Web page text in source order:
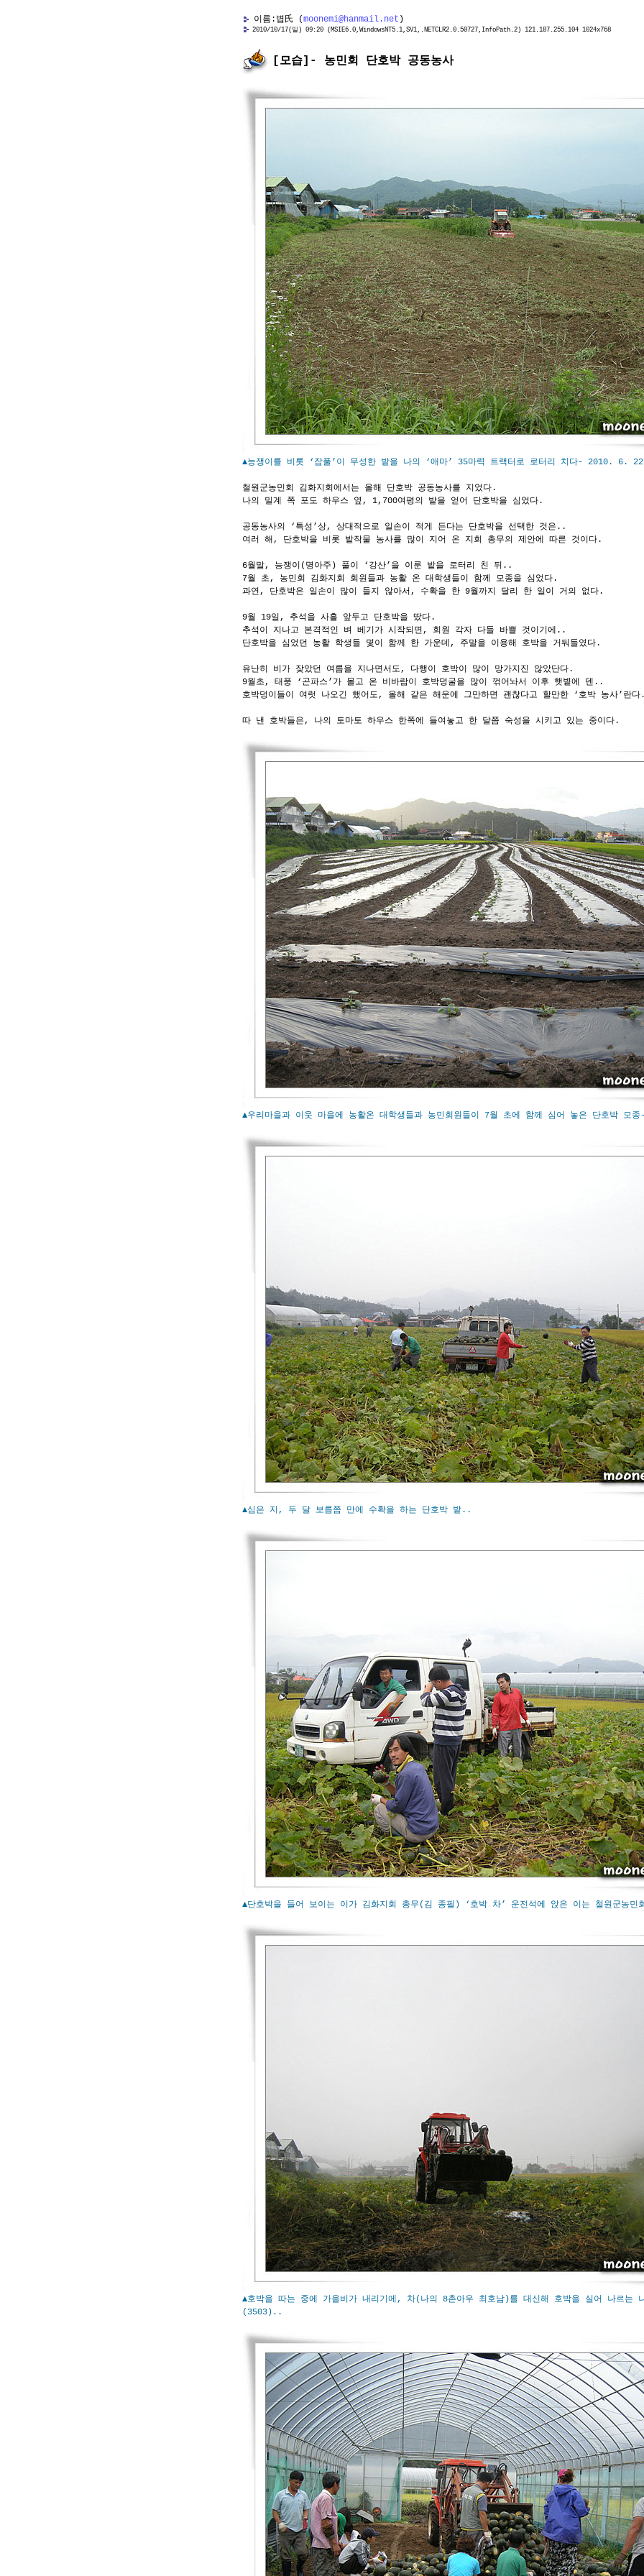
이름:볍氏 (moonemi@hanmail.net )
2010/10/17(일) 09:20 (MSIE6.0,WindowsNT5.1,SV1,.NETCLR2.0.50727,InfoPath.2) 121.187.255.104 1024x768
[모습]- 농민회 단호박 공동농사
▲능쟁이를 비롯 ‘잡풀’이 무성한 밭을 나의 ‘애마’ 35마력 트랙터로 로터리 치다- 2010. 6.
철원군농민회 김화지회에서는 올해 단호박 공동농사를 지었다.
나의 밀계 쪽 포도 하우스 옆, 1,700여평의 밭을 얻어 단호박을 심었다.
공동농사의 ‘특성’상, 상대적으로 일손이 적게 든다는 단호박을 선택한 것은..
여러 해, 단호박을 비롯 밭작물 농사를 많이 지어 온 지회 총무의 제안에 따른 것이다.
6월말, 능쟁이(명아주) 풀이 ‘강산’을 이룬 밭을 로터리 친 뒤..
7월 초, 농민회 김화지회 회원들과 농활 온 대학생들이 함께 모종을 심었다.
과연, 단호박은 일손이 많이 들지 않아서, 수확을 한 9월까지 달리 한 일이 거의 없다.
9월 19일, 추석을 사흘 앞두고 단호박을 땄다.
추석이 지나고 본격적인 벼 베기가 시작되면, 회원 각자 다들 바쁠 것이기에..
단호박을 심었던 농활 학생들 몇이 함께 한 가운데, 주말을 이용해 호박을 거둬들였다.
유난히 비가 잦았던 여름을 지나면서도, 다행이 호박이 많이 망가지진 않았단다.
9월초, 태풍 ‘곤파스’가 몰고 온 비바람이 호박덩굴을 많이 꺾어놔서 이후 햇볕에 덴..
호박덩이들이 여럿 나오긴 했어도, 올해 같은 해운에 그만하면 괜찮다고 할만한 ‘호박 농사’란
따 낸 호박들은, 나의 토마토 하우스 한쪽에 들여놓고 한 달쯤 숙성을 시키고 있는 중이다.
▲우리마을과 이웃 마을에 농활온 대학생들과 농민회원들이 7월 초에 함께 심어 놓은 단호박
▲심은 지, 두 달 보름쯤 만에 수확을 하는 단호박 밭..
▲단호박을 들어 보이는 이가 김화지회 총무(김 종필) ‘호박 차’ 운전석에 앉은 이는 철원군농
▲호박을 따는 중에 가을비가 내리기에, 차(나의 8촌아우 최호남)를 대신해 호박을 실어 나르는
(3503)..